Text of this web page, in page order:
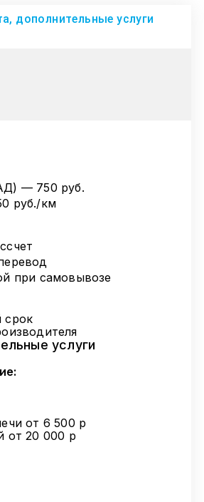
дополнительные услуги
— 750 руб.
руб./км
при самовывозе
срок
услуги
от 6 500 р
от 20 000 р